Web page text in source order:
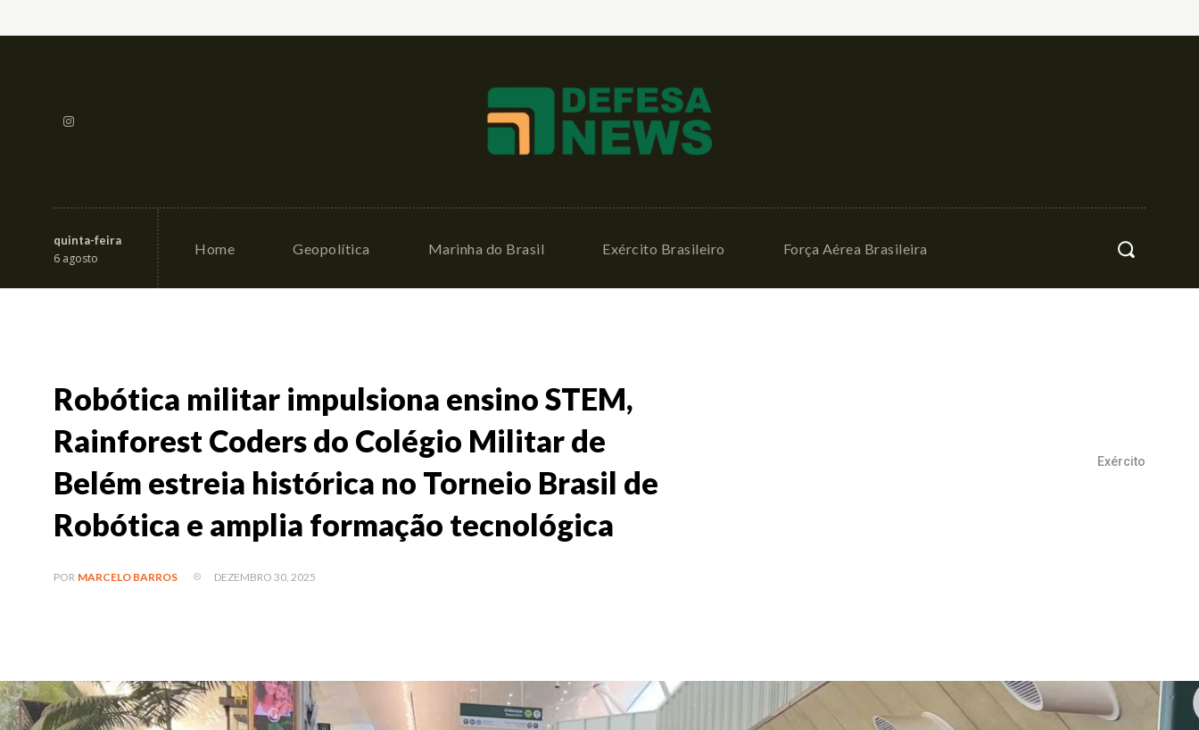
quinta-feira
6 agosto
Home Geopolítica Marinha do Brasil Exército Brasileiro Força Aérea Brasileira
Robótica militar impulsiona ensino STEM,
Rainforest Coders do Colégio Militar de
Belém estreia histórica no Torneio Brasil de
Robótica e amplia formação tecnológica
Exército
POR MARCELO BARROS DEZEMBRO 30, 2025